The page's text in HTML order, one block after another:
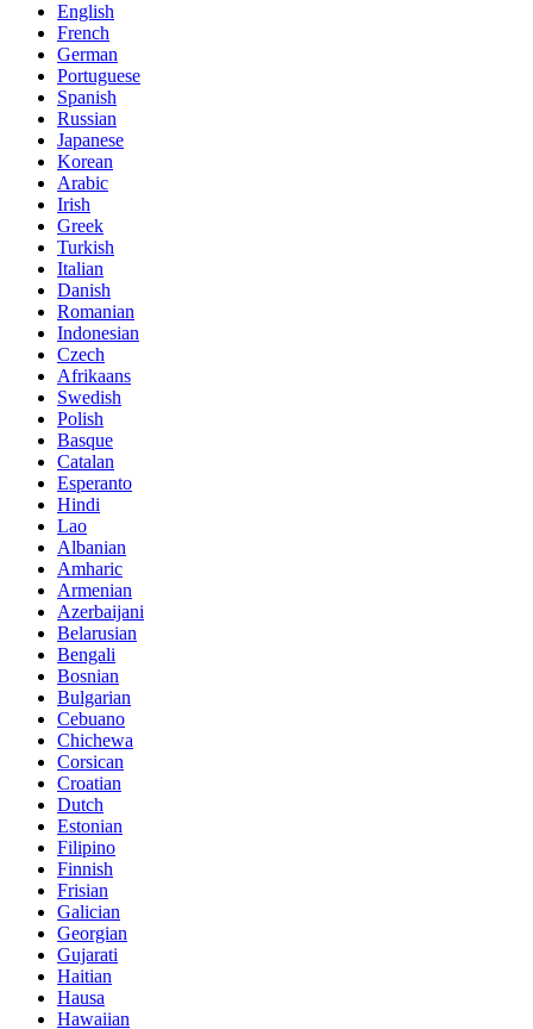
English
French
German
Portuguese
Spanish
Russian
Japanese
Korean
Arabic
Irish
Greek
Turkish
Italian
Danish
Romanian
Indonesian
Czech
Afrikaans
Swedish
Polish
Basque
Catalan
Esperanto
Hindi
Lao
Albanian
Amharic
Armenian
Azerbaijani
Belarusian
Bengali
Bosnian
Bulgarian
Cebuano
Chichewa
Corsican
Croatian
Dutch
Estonian
Filipino
Finnish
Frisian
Galician
Georgian
Gujarati
Haitian
Hausa
Hawaiian